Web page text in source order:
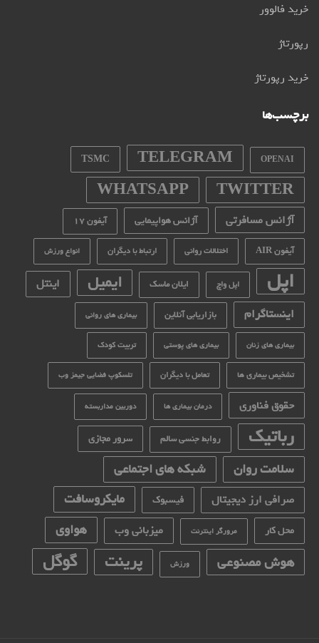
خرید فالوور
رپورتاژ
خرید رپورتاژ
برچسب‌ها
OPENAI
TELEGRAM
TSMC
TWITTER
WHATSAPP
آژانس مسافرتی آژانس هواپیمایی آیفون 17
آیفون AIR اختلالات روانی ارتباط با دیگران انواع ورزش
اپل اپل واچ ایلان ماسک ایمیل اینتل
اینستاگرام بازاریابی آنلاین بیماری های روانی
بیماری های زنان بیماری های پوستی تربیت کودک
تشخیص بیماری ها تعامل با دیگران تلسکوپ فضایی جیمز وب
حقوق فناوری درمان بیماری ها دوربین مداربسته
رباتیک روابط جنسی سالم سرور مجازی
سلامت روان شبکه های اجتماعی
صرافی ارز دیجیتال فیسبوک مایکروسافت
محل کار مرورگر اینترنت میزبانی وب هواوی
هوش مصنوعی ورزش پرینت گوگل